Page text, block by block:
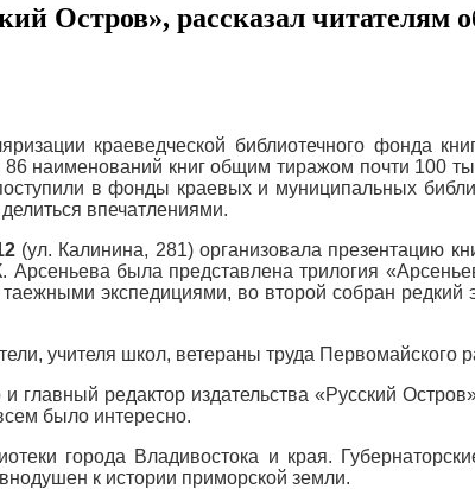
Остров», рассказал читателям
краеведческой библиотечного фонда
наименований книг общим тиражом почти 100
в фонды краевых и муниципальных
впечатлениями.
(ул. Калинина, 281) организовала презентацию
Арсеньева была представлена трилогия
экспедициями, во второй собран редкий
учителя школ, ветераны труда Первомайского
главный редактор издательства «Русский
было интересно.
города Владивостока и края.
к истории приморской земли.